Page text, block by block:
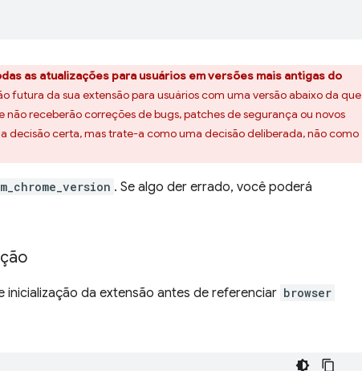
as atualizações para usuários em versões mais antigas do
futura da sua extensão para usuários com uma versão abaixo da que
receberão correções de bugs, patches de segurança ou novos
decisão certa, mas trate-a como uma decisão deliberada, não como
. Se algo der errado, você poderá
da extensão antes de referenciar browser